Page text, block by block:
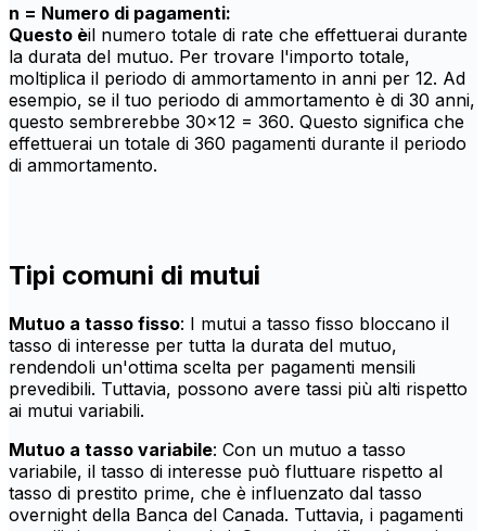
n = Numero di pagamenti:
Questo èil numero totale di rate che effettuerai durante
la durata del mutuo. Per trovare l'importo totale,
moltiplica il periodo di ammortamento in anni per 12. Ad
esempio, se il tuo periodo di ammortamento è di 30 anni,
questo sembrerebbe 30x12 = 360. Questo significa che
effettuerai un totale di 360 pagamenti durante il periodo
di ammortamento.
Tipi comuni di mutui
Mutuo a tasso fisso: I mutui a tasso fisso bloccano il
tasso di interesse per tutta la durata del mutuo,
rendendoli un'ottima scelta per pagamenti mensili
prevedibili. Tuttavia, possono avere tassi più alti rispetto
ai mutui variabili.
Mutuo a tasso variabile: Con un mutuo a tasso
variabile, il tasso di interesse può fluttuare rispetto al
tasso di prestito prime, che è influenzato dal tasso
overnight della Banca del Canada. Tuttavia, i pagamenti